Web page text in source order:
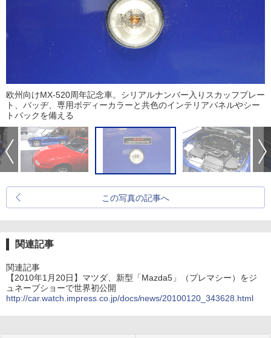
欧州向けMX-520周年記念車。シリアルナンバー入りスカッフプレー
ト、バッヂ、専用ボディーカラーと共色のインテリアパネルやシー
トバックを備える
この写真の記事へ
関連記事
関連記事
【2010年1月20日】マツダ、新型「Mazda5」（プレマシー）をジ
ュネーブショーで世界初公開
http://car.watch.impress.co.jp/docs/news/20100120_343628.html